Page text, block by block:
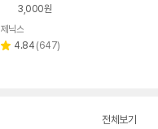
3,000원
페이
제닉스
별 4.84 리
(647)
전체보기